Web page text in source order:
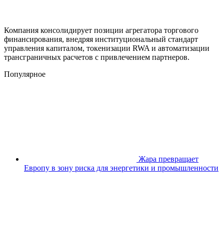
Компания консолидирует позиции агрегатора торгового
финансирования, внедряя институциональный стандарт
управления капиталом, токенизации RWA и автоматизации
трансграничных расчетов с привлечением партнеров.
Популярное
Жара превращает
Европу в зону риска для энергетики и промышленности